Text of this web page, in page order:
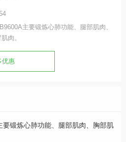
主要锻炼心肺功能、腿部肌肉、
肉。
优惠
锻炼心肺功能、腿部肌肉、胸部肌